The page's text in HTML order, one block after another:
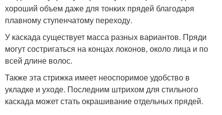
хороший объем даже для тонких прядей благодаря
плавному ступенчатому переходу.
У каскада существует масса разных вариантов. Пряди
могут состригаться на концах локонов, около лица и по
всей длине волос.
Также эта стрижка имеет неоспоримое удобство в
укладке и уходе. Последним штрихом для стильного
каскада может стать окрашивание отдельных прядей.